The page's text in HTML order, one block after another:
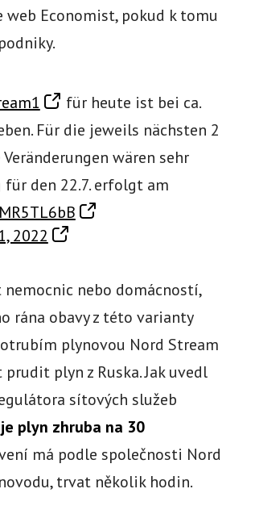
web Economist, pokud k tomu
für heute ist bei ca.
Für die jeweils nächsten 2
wären sehr
den 22.7. erfolgt am
2022
nebo domácností,
rána obavy z této varianty
plynovou Nord Stream
plyn z Ruska. Jak uvedl
sítových služeb
plyn zhruba na 30
má podle společnosti Nord
trvat několik hodin.